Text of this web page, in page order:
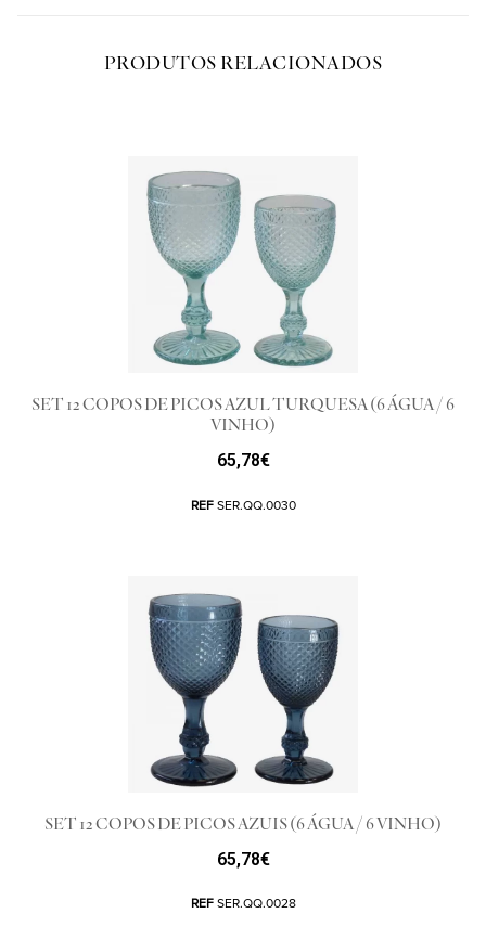
PRODUTOS RELACIONADOS
SET 12 COPOS DE PICOS AZUL TURQUESA (6 ÁGUA / 6
VINHO)
65,78€
REF SER.QQ.0030
SET 12 COPOS DE PICOS AZUIS (6 ÁGUA / 6 VINHO)
65,78€
REF SER.QQ.0028